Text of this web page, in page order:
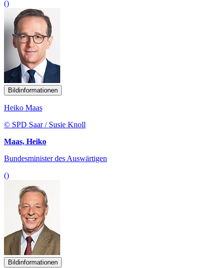
()
Bildinformationen
Heiko Maas
© SPD Saar / Susie Knoll
Maas, Heiko
Bundesminister des Auswärtigen
()
Bildinformationen